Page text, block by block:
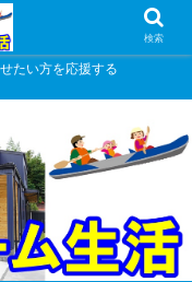
たい方を応援する
検索